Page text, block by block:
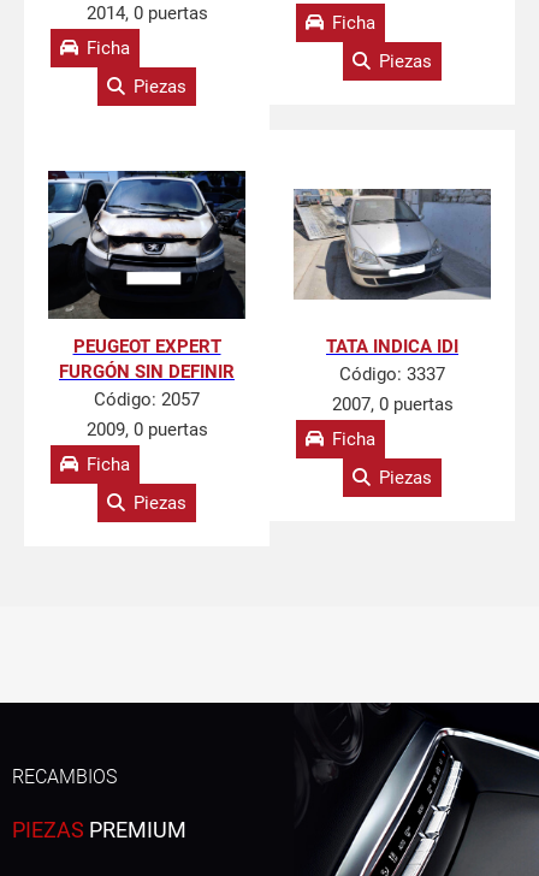
2014, 0 puertas
Ficha
Piezas
Ficha
Piezas
PEUGEOT EXPERT
FURGÓN SIN DEFINIR
Código: 2057
2009, 0 puertas
Ficha
Piezas
TATA INDICA IDI
Código: 3337
2007, 0 puertas
Ficha
Piezas
RECAMBIOS
PIEZAS PREMIUM